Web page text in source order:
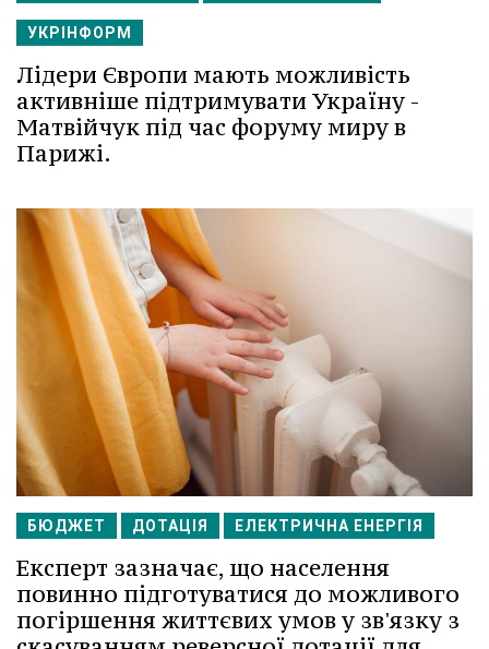
УКРІНФОРМ
Лідери Європи мають можливість
активніше підтримувати Україну -
Матвійчук під час форуму миру в
Парижі.
БЮДЖЕТ ДОТАЦІЯ ЕЛЕКТРИЧНА ЕНЕРГІЯ
Експерт зазначає, що населення
повинно підготуватися до можливого
погіршення життєвих умов у зв'язку з